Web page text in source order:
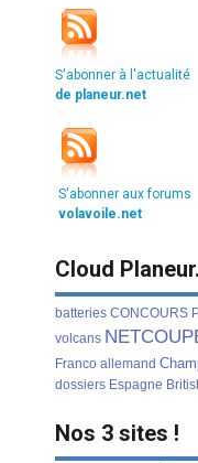
S'abonner à l'actualité
de planeur.net
S'abonner aux forums
volavoile.net
Cloud
batteries CONCOURS
volcans
Franco allemand
dossiers Espagne
Nos 3 sites !